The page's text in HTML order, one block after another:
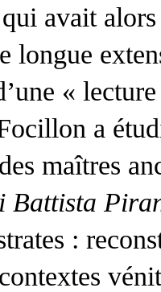
avait
longue
«
a
maîtres
Battista
: